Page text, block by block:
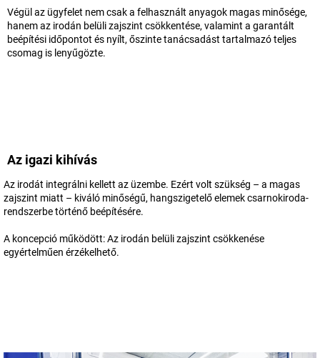
Végül az ügyfelet nem csak a felhasznált anyagok magas minősége,
hanem az irodán belüli zajszint csökkentése, valamint a garantált
beépítési időpontot és nyílt, őszinte tanácsadást tartalmazó teljes
csomag is lenyűgözte.
Az igazi kihívás
Az irodát integrálni kellett az üzembe. Ezért volt szükség – a magas
zajszint miatt – kiváló minőségű, hangszigetelő elemek csarnokiroda-
rendszerbe történő beépítésére.
A koncepció működött: Az irodán belüli zajszint csökkenése
egyértelműen érzékelhető.